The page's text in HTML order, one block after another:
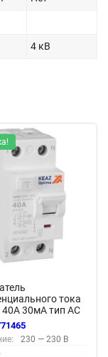
4 кВ
тока
30мА тип AC
DM63-2240
343889
230 — 230 В